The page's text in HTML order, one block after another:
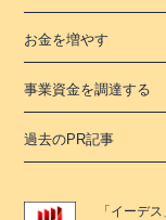
お金を増やす
事業資金を調達する
過去のPR記事
「 イーデス